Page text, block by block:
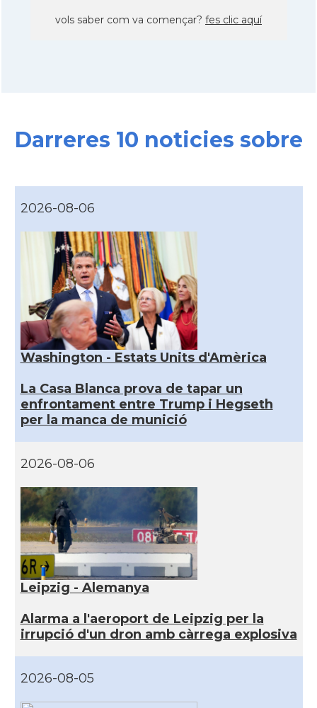
vols saber com va començar? fes clic aquí
Darreres 10 noticies sobre
2026-08-06
Washington - Estats Units d'Amèrica
La Casa Blanca prova de tapar un
enfrontament entre Trump i Hegseth
per la manca de munició
2026-08-06
Leipzig - Alemanya
Alarma a l'aeroport de Leipzig per la
irrupció d'un dron amb càrrega explosiva
2026-08-05